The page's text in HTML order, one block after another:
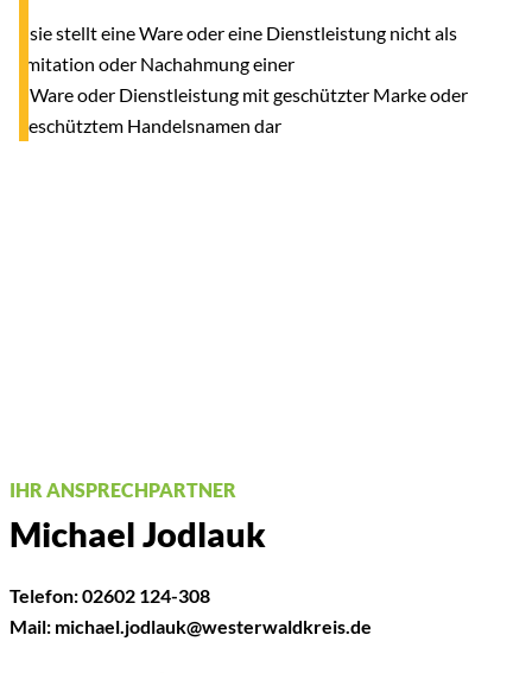
- sie stellt eine Ware oder eine Dienstleistung nicht als
Imitation oder Nachahmung einer
Ware oder Dienstleistung mit geschützter Marke oder
geschütztem Handelsnamen dar
IHR ANSPRECHPARTNER
Michael Jodlauk
Telefon:02602 124-308
Mail: michael.jodlauk@westerwaldkreis.de